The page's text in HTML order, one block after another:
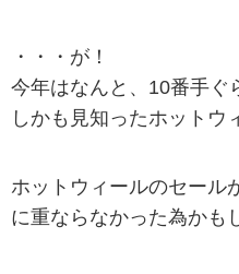
・・・が！
今年はなんと、10番手ぐ
しかも見知ったホットウ
ホットウィールのセール
に重ならなかった為かも